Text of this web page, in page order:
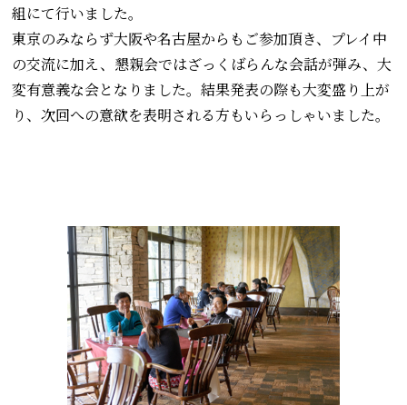
組にて行いました。
東京のみならず大阪や名古屋からもご参加頂き、プレイ中
の交流に加え、懇親会ではざっくばらんな会話が弾み、大
変有意義な会となりました。結果発表の際も大変盛り上が
り、次回への意欲を表明される方もいらっしゃいました。